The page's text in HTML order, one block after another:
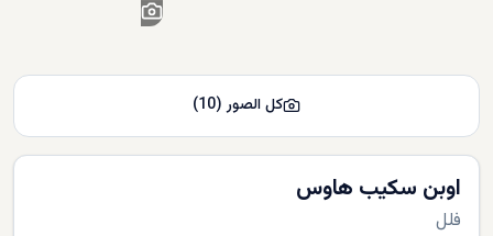
اوبن سكيب هاوس
فلل
كل الصور(
10
)